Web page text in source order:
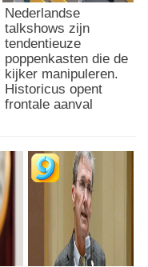
Nederlandse
talkshows zijn
tendentieuze
poppenkasten die de
kijker manipuleren.
Historicus opent
frontale aanval